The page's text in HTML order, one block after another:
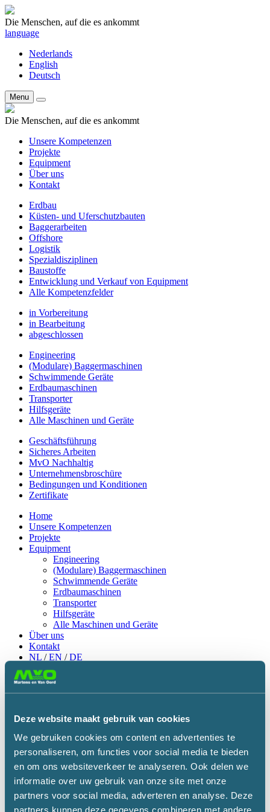
Deze website maakt gebruik van cookies
We gebruiken cookies om content en advertenties te
personaliseren, om functies voor social media te bieden
en om ons websiteverkeer te analyseren. Ook delen we
informatie over uw gebruik van onze site met onze
partners voor social media, adverteren en analyse. Deze
partners kunnen deze gegevens combineren met andere
Die Menschen, auf die es ankommt
language
Nederlands
English
Deutsch
Menu
Die Menschen, auf die es ankommt
Unsere Kompetenzen
Projekte
Equipment
Über uns
Kontakt
Erdbau
Küsten- und Uferschutzbauten
Baggerarbeiten
Offshore
Logistik
Spezialdisziplinen
Baustoffe
Entwicklung und Verkauf von Equipment
Alle Kompetenzfelder
in Vorbereitung
in Bearbeitung
abgeschlossen
Engineering
(Modulare) Baggermaschinen
Schwimmende Geräte
Erdbaumaschinen
Transporter
Hilfsgeräte
Alle Maschinen und Geräte
Geschäftsführung
Sicheres Arbeiten
MvO Nachhaltig
Unternehmensbroschüre
Bedingungen und Konditionen
Zertifikate
Home
Unsere Kompetenzen
Projekte
Equipment
Engineering
(Modulare) Baggermaschinen
Schwimmende Geräte
Erdbaumaschinen
Transporter
Hilfsgeräte
Alle Maschinen und Geräte
Über uns
Kontakt
NL /EN /DE
Equipment : Radlader
Radlader
Ein Radlader (auch Schaufellader oder Fahrlader genannt) ist ein
multifunktionales Gerät, mit dem verschiedene Arbeiten auf
befestigtem Gelände ausgeführt werden können:
Laden und Transportieren